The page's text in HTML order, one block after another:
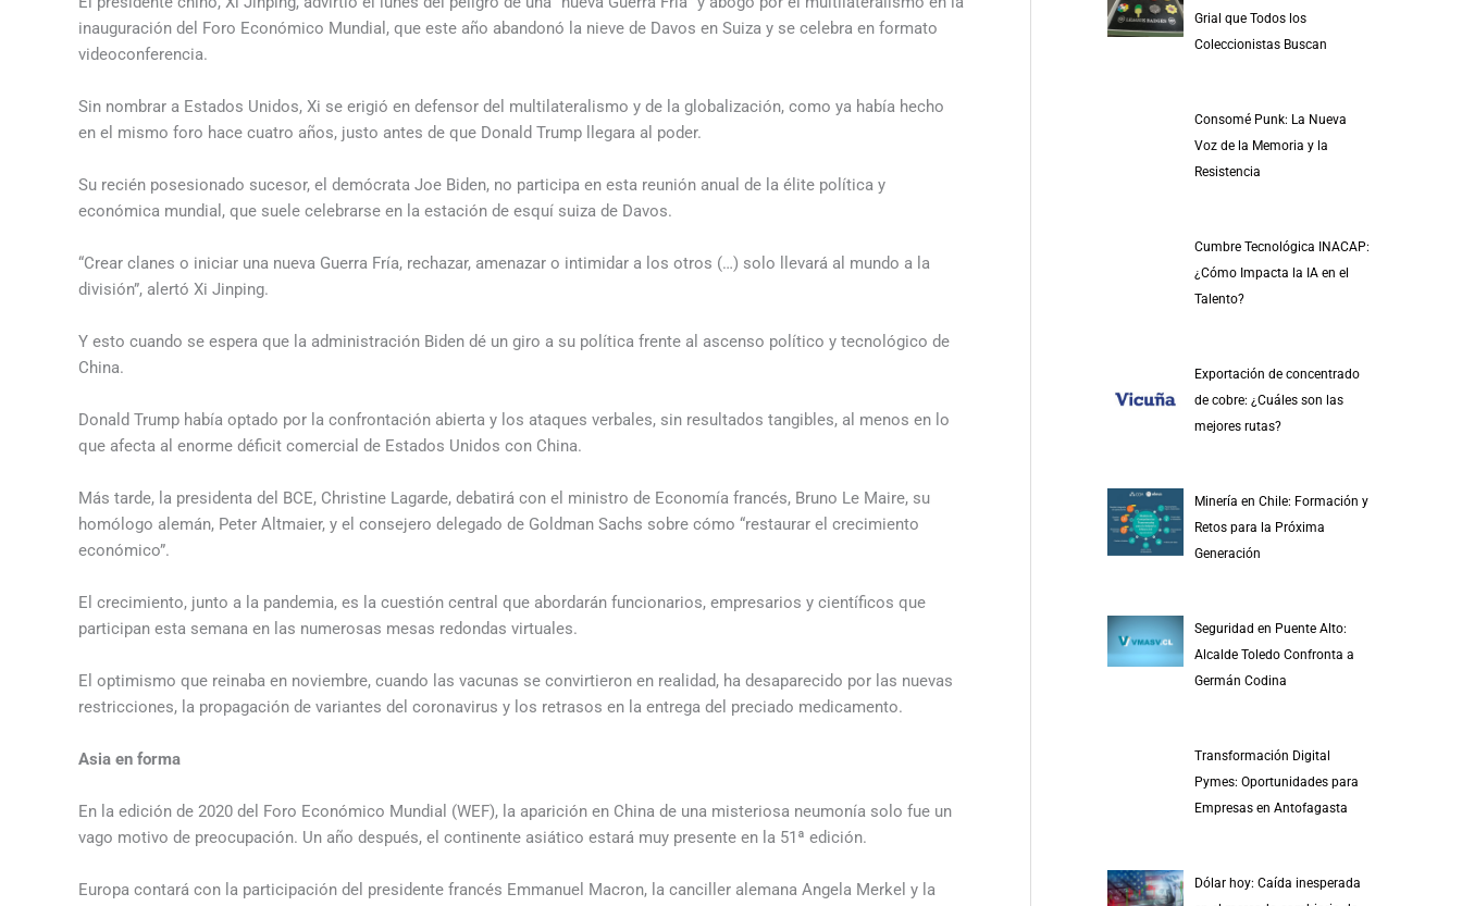
inauguración del Foro Económico Mundial, que este año abandonó la nieve de Davos en Suiza y se celebra en formato
videoconferencia.
Sin nombrar a Estados Unidos, Xi se erigió en defensor del multilateralismo y de la globalización, como ya había hecho
en el mismo foro hace cuatro años, justo antes de que Donald Trump llegara al poder.
Su recién posesionado sucesor, el demócrata Joe Biden, no participa en esta reunión anual de la élite política y
económica mundial, que suele celebrarse en la estación de esquí suiza de Davos.
“Crear clanes o iniciar una nueva Guerra Fría, rechazar, amenazar o intimidar a los otros (…) solo llevará al mundo a la
división”, alertó Xi Jinping.
Y esto cuando se espera que la administración Biden dé un giro a su política frente al ascenso político y tecnológico de
China.
Donald Trump había optado por la confrontación abierta y los ataques verbales, sin resultados tangibles, al menos en lo
que afecta al enorme déficit comercial de Estados Unidos con China.
Más tarde, la presidenta del BCE, Christine Lagarde, debatirá con el ministro de Economía francés, Bruno Le Maire, su
homólogo alemán, Peter Altmaier, y el consejero delegado de Goldman Sachs sobre cómo “restaurar el crecimiento
económico”.
El crecimiento, junto a la pandemia, es la cuestión central que abordarán funcionarios, empresarios y científicos que
participan esta semana en las numerosas mesas redondas virtuales.
El optimismo que reinaba en noviembre, cuando las vacunas se convirtieron en realidad, ha desaparecido por las nuevas
restricciones, la propagación de variantes del coronavirus y los retrasos en la entrega del preciado medicamento.
Asia en forma
En la edición de 2020 del Foro Económico Mundial (WEF), la aparición en China de una misteriosa neumonía solo fue un
vago motivo de preocupación. Un año después, el continente asiático estará muy presente en la 51ª edición.
Europa contará con la participación del presidente francés Emmanuel Macron, la canciller alemana Angela Merkel y la
Grial que Todos los
Coleccionistas Buscan
Consomé Punk: La Nueva
Voz de la Memoria y la
Resistencia
Cumbre Tecnológica INACAP:
¿Cómo Impacta la IA en el
Talento?
Exportación de concentrado
de cobre: ¿Cuáles son las
mejores rutas?
Minería en Chile: Formación y
Retos para la Próxima
Generación
Seguridad en Puente Alto:
Alcalde Toledo Confronta a
Germán Codina
Transformación Digital
Pymes: Oportunidades para
Empresas en Antofagasta
Dólar hoy: Caída inesperada